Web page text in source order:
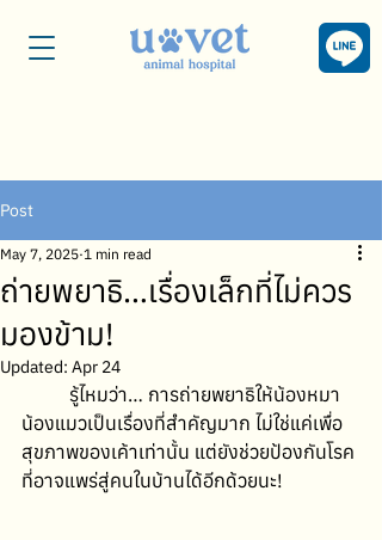
Post
ถ่ายพยาธิ…เรื่องเล็กที่ไม่ควร
มองข้าม!
May 7, 2025 1 min read
Updated: Apr 24
น้องแมวเป็นเรื่องที่สำคัญมาก ไม่ใช่แค่เพื่อ
สุขภาพของเค้าเท่านั้น แต่ยังช่วยป้องกันโรค
ที่อาจแพร่สู่คนในบ้านได้อีกด้วยนะ!